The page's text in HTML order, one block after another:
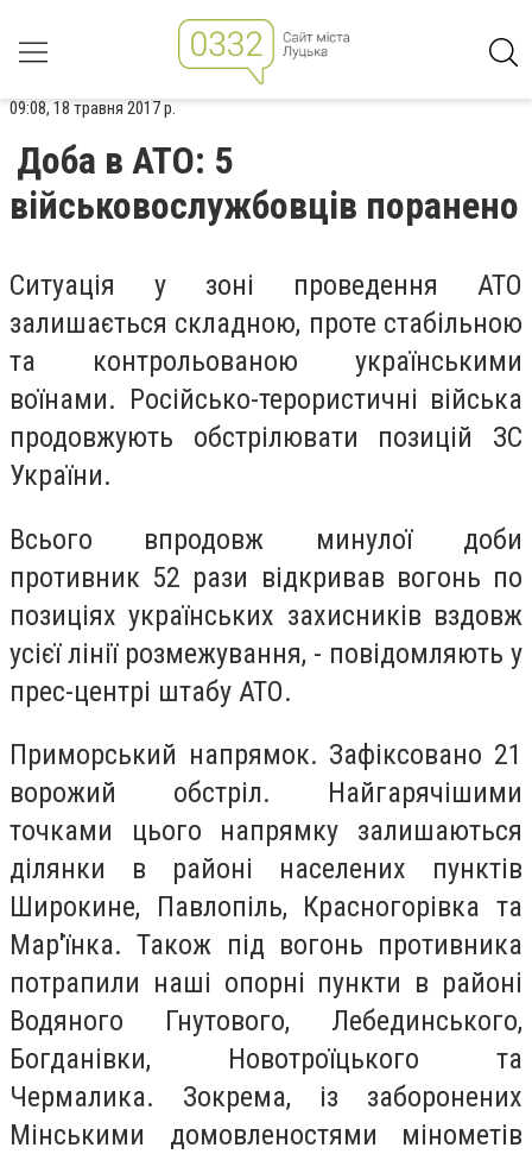
09:08, 18 травня 2017 р.
Доба в АТО: 5
військовослужбовців поранено
Ситуація у зоні проведення АТО
залишається складною, проте стабільною
та контрольованою українськими
воїнами. Російсько-терористичні війська
продовжують обстрілювати позицій ЗС
України.
Всього впродовж минулої доби
противник 52 рази відкривав вогонь по
позиціях українських захисників вздовж
усієї лінії розмежування, - повідомляють у
прес-центрі штабу АТО.
Приморський напрямок. Зафіксовано 21
ворожий обстріл. Найгарячішими
точками цього напрямку залишаються
ділянки в районі населених пунктів
Широкине, Павлопіль, Красногорівка та
Мар'їнка. Також під вогонь противника
потрапили наші опорні пункти в районі
Водяного Гнутового, Лебединського,
Богданівки, Новотроїцького та
Чермалика. Зокрема, із заборонених
Мінськими домовленостями мінометів